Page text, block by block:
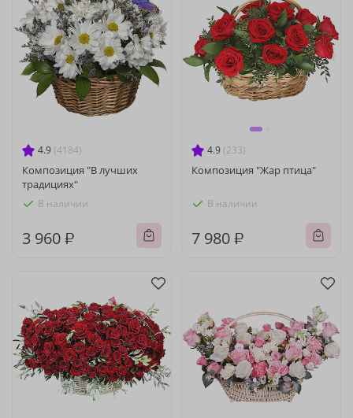
4.9 (4184)
Композиция "В лучших
традициях"
В наличии
3 960 ₽
4.9 (233)
Композиция "Жар птица"
В наличии
7 980 ₽